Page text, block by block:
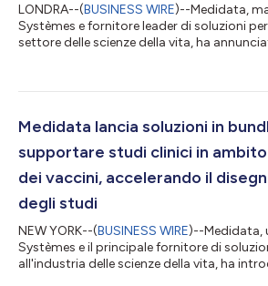
LONDRA--(BUSINESS WIRE)--Medidata,
Systèmes e fornitore leader di soluzioni
settore delle scienze della vita, ha
un decennio di collaborazione,
tecnologia AI di Medidata, consentendo
Medidata lancia soluzioni in
supportare studi clinici in
dei vaccini, accelerando il
degli studi
NEW YORK--(BUSINESS WIRE)--Medidata,
Systèmes e il principale fornitore di
all'industria delle scienze della vita, ha